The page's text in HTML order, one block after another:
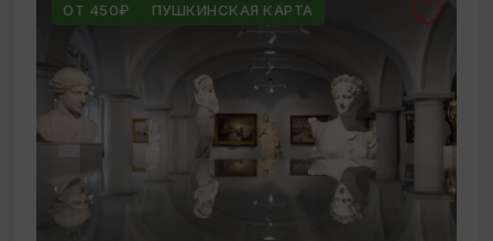
ОТ 450₽ ПУШКИНСКАЯ КАРТА